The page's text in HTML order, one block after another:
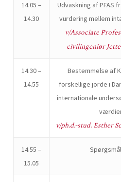
14.05 –
14.30
Udvaskning af PFAS
vurdering mellem
v/Associate
civilingeniør
14.30 –
14.55
Bestemmelse af
forskellige jorde i
internationale
v/ph.d.-stud. Esther
14.55 –
15.05